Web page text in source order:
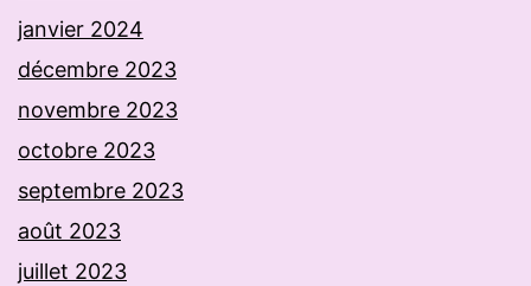
janvier 2024
décembre 2023
novembre 2023
octobre 2023
septembre 2023
août 2023
juillet 2023